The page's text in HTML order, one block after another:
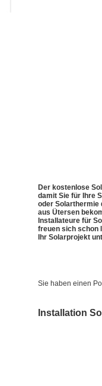
Der kostenlose
damit Sie für Ihre
oder Solarthermie
aus Ütersen
Installateure für
freuen sich schon
Ihr Solarprojekt
Sie haben einen
Installation